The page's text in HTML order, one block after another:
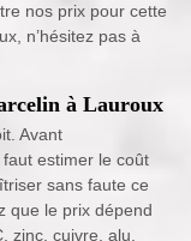
nos prix pour cette
n’hésitez pas à
à Lauroux
Avant
estimer le coût
sans faute ce
que le prix dépend
zinc, cuivre, alu,